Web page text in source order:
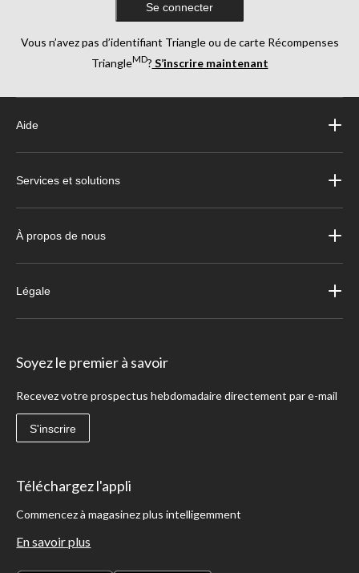
Se connecter
Vous n’avez pas d’identifiant Triangle ou de carte Récompenses
TriangleMD? S’inscrire maintenant
Aide
Services et solutions
À propos de nous
Légale
Soyez le premier à savoir
Recevez votre prospectus hebdomadaire directement par e-mail
S'inscrire
Téléchargez l'appli
Commencez à magasinez plus intelligemment
En savoir plus